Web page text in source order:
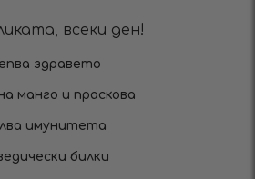
всеки ден!
здравето
манго и праскова
имунитета
билки